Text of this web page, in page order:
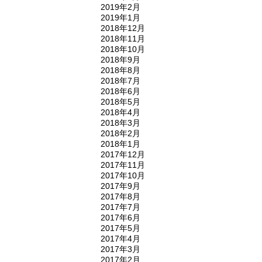
2019年2月
2019年1月
2018年12月
2018年11月
2018年10月
2018年9月
2018年8月
2018年7月
2018年6月
2018年5月
2018年4月
2018年3月
2018年2月
2018年1月
2017年12月
2017年11月
2017年10月
2017年9月
2017年8月
2017年7月
2017年6月
2017年5月
2017年4月
2017年3月
2017年2月